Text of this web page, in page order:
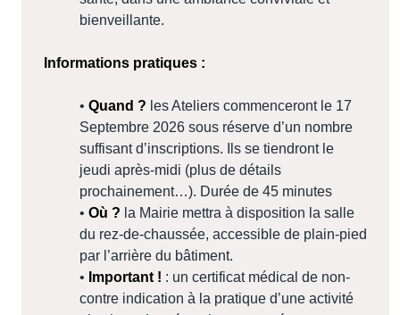
bienveillante.
Informations pratiques :
• Quand ? les Ateliers commenceront le 17
Septembre 2026 sous réserve d’un nombre
suffisant d’inscriptions. Ils se tiendront le
jeudi après-midi (plus de détails
prochainement…). Durée de 45 minutes
• Où ? la Mairie mettra à disposition la salle
du rez-de-chaussée, accessible de plain-pied
par l’arrière du bâtiment.
• Important ! : un certificat médical de non-
contre indication à la pratique d’une activité